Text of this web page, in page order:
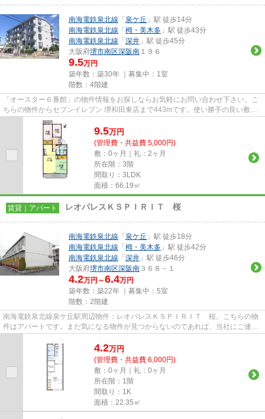
南海電鉄泉北線 「 泉ケ丘 」駅 徒歩14分
南海電鉄泉北線 「 栂・美木多 」駅 徒歩43分
南海電鉄泉北線 「 深井 」駅 徒歩45分
大阪府堺市南区深阪南 １９６
9.5万円
築年数：築30年 ｜募集中： 1室
階数：4階建
「オースター６番館」の物件情報をお探しならお気軽にお問い合わせ下さい。こ
ちらの物件からセブンイレブン 堺和田東店まで443mです。使い勝手の良い敷地
内ごみ置き場付。こちらの物件...
9.5万円
(管理費・共益費 5,000円)
敷：0ヶ月｜礼：2ヶ月
所在階：3階
間取り：3LDK
面積：66.19㎡
賃貸｜アパート レオパレスＫＳＰＩＲＩＴ 桜
南海電鉄泉北線 「 泉ケ丘 」駅 徒歩18分
南海電鉄泉北線 「 栂・美木多 」駅 徒歩42分
南海電鉄泉北線 「 深井 」駅 徒歩46分
大阪府堺市南区深阪南 ３６８－１
4.2万円～6.4万円
築年数：築22年 ｜募集中： 5室
階数：2階建
南海電鉄泉北線泉ケ丘駅周辺物件：レオパレスＫＳＰＩＲＩＴ 桜。こちらの物
件はアパートです。まだ気になる物件が見つからないのであれば、当社にご連絡
4.2万円
(管理費・共益費 6,000円)
敷：0ヶ月｜礼：0ヶ月
所在階：1階
間取り：1K
面積：22.35㎡